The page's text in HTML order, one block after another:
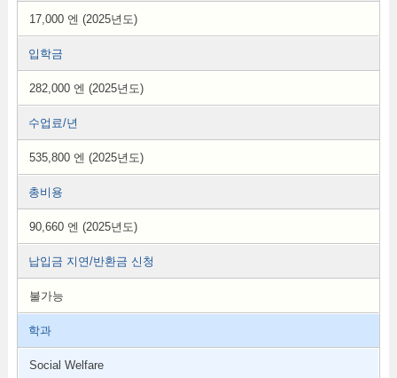
17,000 엔 (2025년도)
입학금
282,000 엔 (2025년도)
수업료/년
535,800 엔 (2025년도)
총비용
90,660 엔 (2025년도)
납입금 지연/반환금 신청
불가능
학과
Social Welfare